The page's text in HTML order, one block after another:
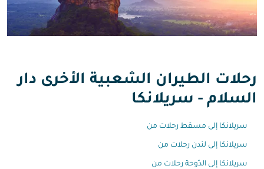
رحلات الطيران الشعبية الأخرى دار
السلام - سريلانكا
سريلانكا إلى مسقط رحلات من
سريلانكا إلى لندن رحلات من
سريلانكا إلى الدّوحة رحلات من